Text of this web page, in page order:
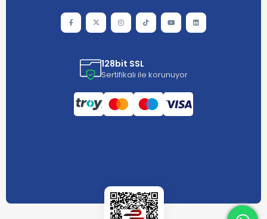
128bit SSL
Sertifikalı ile korunuyor